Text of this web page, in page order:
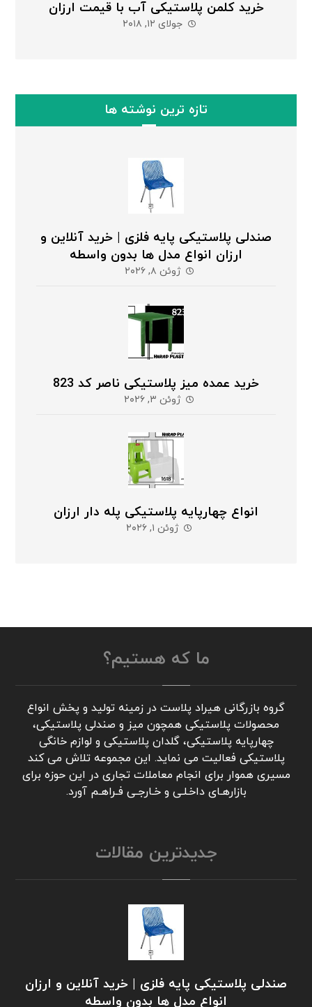
خرید کلمن پلاستیکی آب با قیمت ارزان
جولای ۱۲, ۲۰۱۸
تازه ترین نوشته ها
صندلی پلاستیکی پایه فلزی | خرید آنلاین و
ارزان انواع مدل ها بدون واسطه
ژوئن ۸, ۲۰۲۶
خرید عمده میز پلاستیکی ناصر کد 823
ژوئن ۳, ۲۰۲۶
انواع چهارپایه پلاستیکی پله دار ارزان
ژوئن ۱, ۲۰۲۶
ما که هستیم؟
گروه بازرگانی هیراد پلاست در زمینه تولید و پخش انواع
محصولات پلاستیکی همچون میز و صندلی پلاستیکی،
چهارپایه پلاستیکی، گلدان پلاستیکی و لوازم خانگی
پلاستیکی فعالیت می نماید. این مجموعه تلاش می کند
مسیری هموار برای انجام معاملات تجاری در این حوزه برای
بازارهـای داخـلـی و خـارجـی فـراهـم آورد.
جدیدترین مقالات
صندلی پلاستیکی پایه فلزی | خرید آنلاین و ارزان
انواع مدل ها بدون واسطه